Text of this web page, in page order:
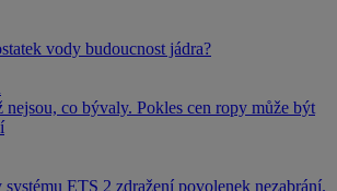
vody budoucnost jádra?
nejsou, co bývaly. Pokles cen ropy může být
systému ETS 2 zdražení povolenek nezabrání.